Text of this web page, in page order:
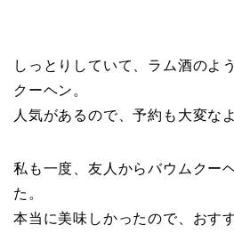
しっとりしていて、ラム酒のよ
クーヘン。
人気があるので、予約も大変な
私も一度、友人からバウムクー
た。
本当に美味しかったので、おす